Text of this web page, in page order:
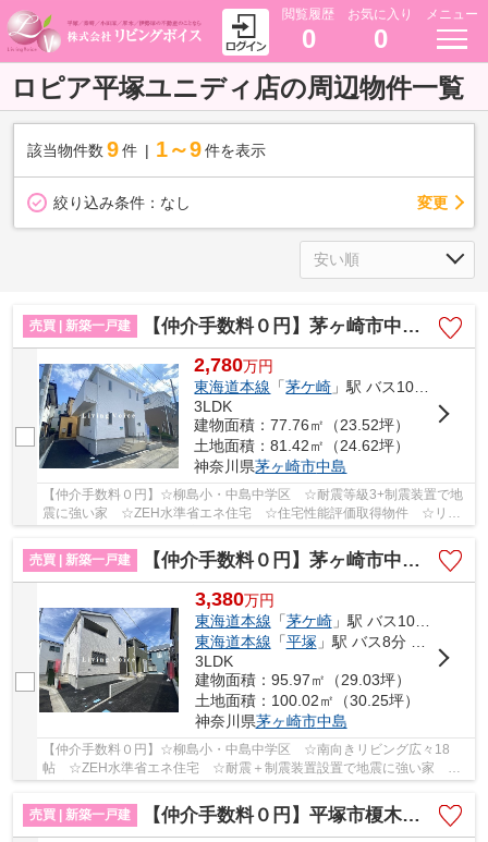
閲覧履歴
0
お気に入り
0
メニュー
ロピア平塚ユニディ店の周辺物件一覧
該当物件数 9件 1～9 件を表示
絞り込み条件： なし 変更
売買 | 新築一戸建 【仲介手数料０円】茅ヶ崎市中島第15 新築一戸建て
2,780万円
東海道本線 「茅ケ崎 」駅 バス10分 「新田入口（神奈川県）」 停歩3分
3LDK
建物面積：77.76㎡（23.52坪）
土地面積：81.42㎡（24.62坪）
神奈川県茅ヶ崎市中島
【仲介手数料０円】☆柳島小・中島中学区 ☆耐震等級3+制震装置で地
震に強い家 ☆ZEH水準省エネ住宅 ☆住宅性能評価取得物件 ☆リビ
売買 | 新築一戸建
【仲介手数料０円】茅ヶ崎市中島第14 新築一戸建て 全2棟
3,380万円
東海道本線 「茅ケ崎」駅 バス10分 「新田入口（神奈川県）」 停歩5分
東海道本線 「平塚」駅 バス8分 「新田入口（神奈川県）」 停歩6分
3LDK
建物面積：95.97㎡（29.03坪）
土地面積：100.02㎡（30.25坪）
神奈川県茅ヶ崎市中島
【仲介手数料０円】☆柳島小・中島中学区 ☆南向きリビング広々18
帖 ☆ZEH水準省エネ住宅 ☆耐震＋制震装置設置で地震に強い家 ☆
売買 | 新築一戸建
【仲介手数料０円】平塚市榎木町第1 新築一戸建て 全2棟